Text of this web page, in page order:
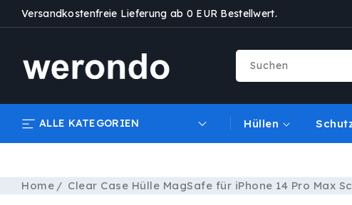
ZUM
INHALT
Versandkostenfreie Lieferung ab 0 EUR Bestellwert.
Suchen
ALLE KATEGORIEN Hüllen
Home
Clear Case Hülle MagSafe für iPhone 14 Pro Max